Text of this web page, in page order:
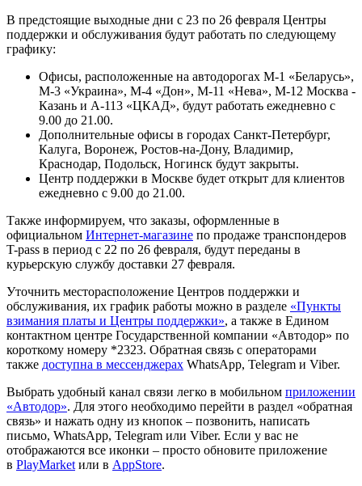
В предстоящие выходные дни с 23 по 26 февраля Центры
поддержки и обслуживания будут работать по следующему
графику:
Офисы, расположенные на автодорогах М-1 «Беларусь»,
М-3 «Украина», М-4 «Дон», М-11 «Нева», М-12 Москва -
Казань и А-113 «ЦКАД», будут работать ежедневно с
9.00 до 21.00.
Дополнительные офисы в городах Санкт-Петербург,
Калуга, Воронеж, Ростов-на-Дону, Владимир,
Краснодар, Подольск, Ногинск будут закрыты.
Центр поддержки в Москве будет открыт для клиентов
ежедневно с 9.00 до 21.00.
Также информируем, что заказы, оформленные в
официальном Интернет-магазине по продаже транспондеров
T-pass в период с 22 по 26 февраля, будут переданы в
курьерскую службу доставки 27 февраля.
Уточнить месторасположение Центров поддержки и
обслуживания, их график работы можно в разделе «Пункты
взимания платы и Центры поддержки», а также в Едином
контактном центре Государственной компании «Автодор» по
короткому номеру *2323. Обратная связь с операторами
также доступна в мессенджерах WhatsApp, Telegram и Viber.
Выбрать удобный канал связи легко в мобильном приложении
«Автодор». Для этого необходимо перейти в раздел «обратная
связь» и нажать одну из кнопок – позвонить, написать
письмо, WhatsApp, Telegram или Viber. Если у вас не
отображаются все иконки – просто обновите приложение
в PlayMarket или в AppStore.